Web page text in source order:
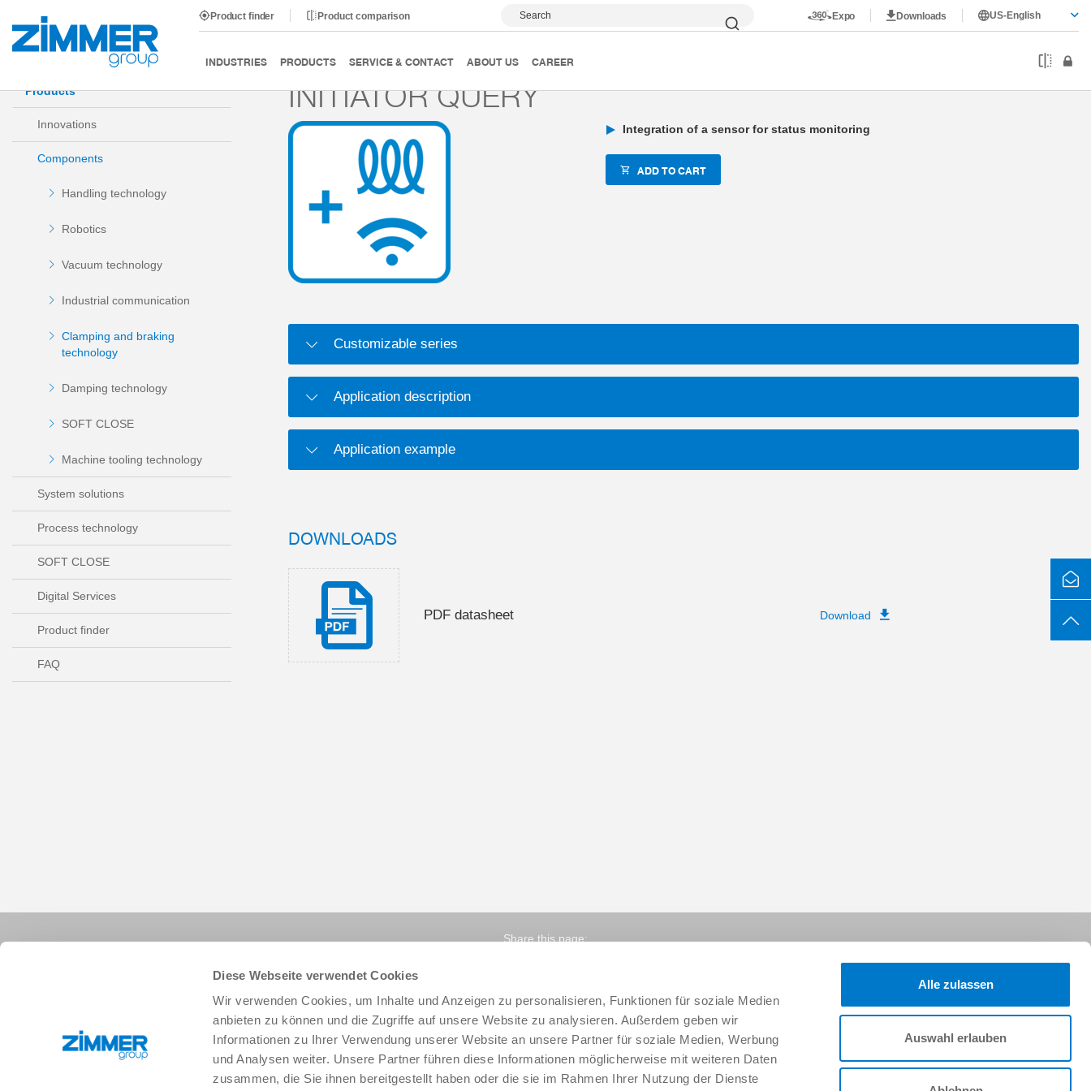
Diese Webseite verwendet Cookies
Wir verwenden Cookies, um Inhalte und Anzeigen zu personalisieren, Funktionen für soziale Medien
anbieten zu können und die Zugriffe auf unsere Website zu analysieren. Außerdem geben wir
Informationen zu Ihrer Verwendung unserer Website an unsere Partner für soziale Medien, Werbung
und Analysen weiter. Unsere Partner führen diese Informationen möglicherweise mit weiteren Daten
zusammen, die Sie ihnen bereitgestellt haben oder die sie im Rahmen Ihrer Nutzung der Dienste
Alle zulassen
Auswahl erlauben
Product finder Product comparison Search Expo Downloads US-English
INDUSTRIES PRODUCTS SERVICE & CONTACT ABOUT US CAREER
Start Products Components Clamping and braking technology Clamping and braking elements Individualizations Initiator query
Products
Innovations
Components
Handling technology
Robotics
Vacuum technology
Industrial communication
Clamping and braking
technology
Damping technology
SOFT CLOSE
Machine tooling technology
System solutions
Process technology
SOFT CLOSE
Digital Services
Product finder
FAQ
INITIATOR QUERY
Integration of a sensor for status monitoring
ADD TO CART
Customizable series
Application description
Application example
DOWNLOADS
PDF datasheet Download
Share this page:
+1 828 855 9722 info.us@zimmer-group.com Follow us on: